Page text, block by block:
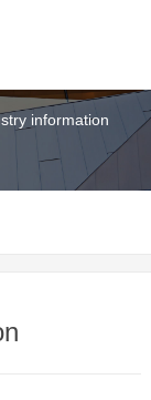
information